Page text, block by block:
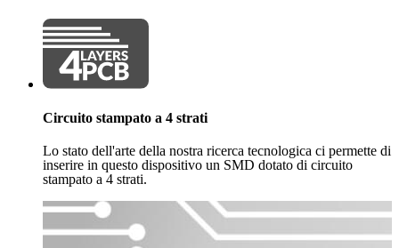
Circuito stampato a 4 strati
Lo stato dell'arte della nostra ricerca tecnologica ci permette di
inserire in questo dispositivo un SMD dotato di circuito
stampato a 4 strati.